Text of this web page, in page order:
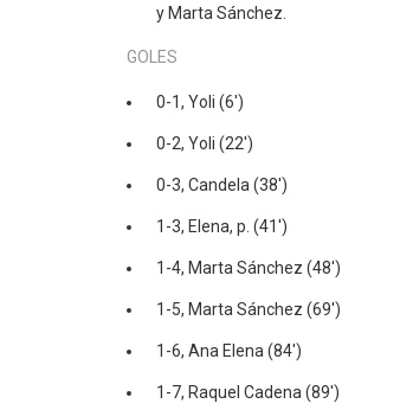
y Marta Sánchez.
GOLES
0-1, Yoli (6′)
0-2, Yoli (22′)
0-3, Candela (38′)
1-3, Elena, p. (41′)
1-4, Marta Sánchez (48′)
1-5, Marta Sánchez (69′)
1-6, Ana Elena (84′)
1-7, Raquel Cadena (89′)